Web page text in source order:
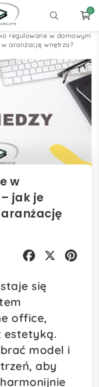
0
regulowane w domowym
aranżację wnętrza?
w
jak je
się
office,
estetyką.
model i
aby